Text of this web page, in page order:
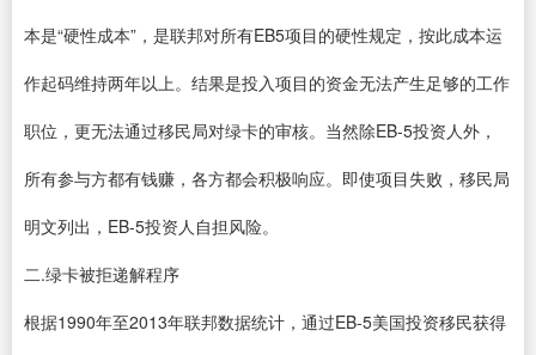
本是“硬性成本”，是联邦对所有EB5项目的硬性规定，按此成本运
作起码维持两年以上。结果是投入项目的资金无法产生足够的工作
职位，更无法通过移民局对绿卡的审核。当然除EB-5投资人外，
所有参与方都有钱赚，各方都会积极响应。即使项目失败，移民局
明文列出，EB-5投资人自担风险。
二.绿卡被拒递解程序
根据1990年至2013年联邦数据统计，通过EB-5美国投资移民获得